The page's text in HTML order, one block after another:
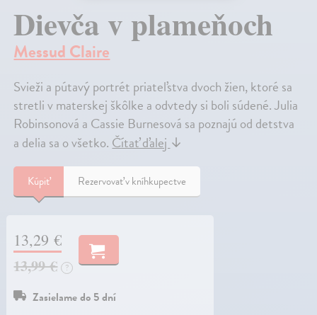
Dievča v plameňoch
Messud Claire
Svieži a pútavý portrét priateľstva dvoch žien, ktoré sa
stretli v materskej škôlke a odvtedy si boli súdené. Julia
Robinsonová a Cassie Burnesová sa poznajú od detstva
a delia sa o všetko. Čítať ďalej ↓
Kúpiť Rezervovať v kníhkupectve
13,29 €
13,99 €
?
Zasielame do 5 dní